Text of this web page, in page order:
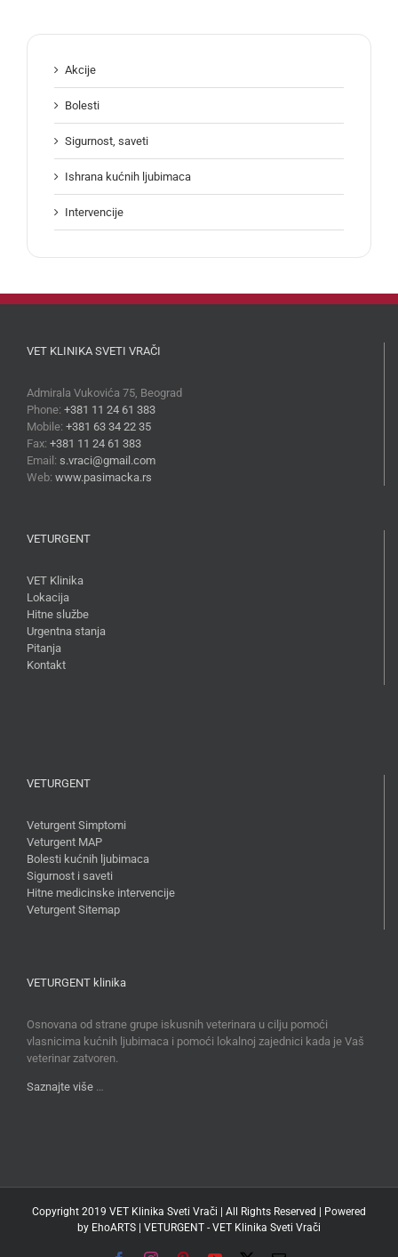
Akcije
Bolesti
Sigurnost, saveti
Ishrana kućnih ljubimaca
Intervencije
VET KLINIKA SVETI VRAČI
Admirala Vukovića 75, Beograd
Phone: +381 11 24 61 383
Mobile: +381 63 34 22 35
Fax: +381 11 24 61 383
Email: s.vraci@gmail.com
Web: www.pasimacka.rs
VETURGENT
VET Klinika
Lokacija
Hitne službe
Urgentna stanja
Pitanja
Kontakt
VETURGENT
Veturgent Simptomi
Veturgent MAP
Bolesti kućnih ljubimaca
Sigurnost i saveti
Hitne medicinske intervencije
Veturgent Sitemap
VETURGENT klinika
Osnovana od strane grupe iskusnih veterinara u cilju pomoći
vlasnicima kućnih ljubimaca i pomoći lokalnoj zajednici kada je Vaš
veterinar zatvoren.
Saznajte više …
Copyright 2019 VET Klinika Sveti Vrači | All Rights Reserved | Powered
by EhoARTS VETURGENT - VET Klinika Sveti Vrači